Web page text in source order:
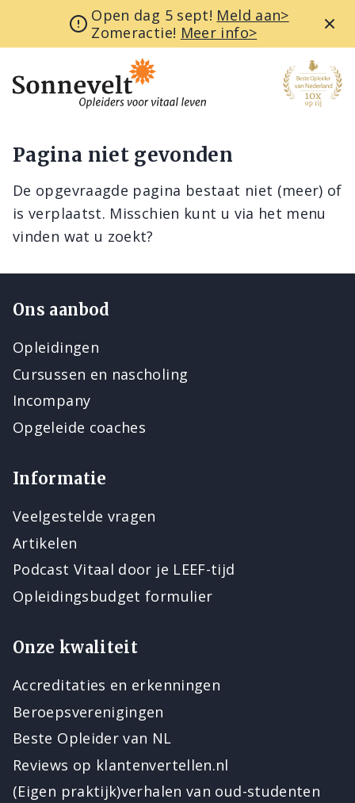
Open dag 5 sept! Meld aan>
Zomeractie! Meer info>
Pagina niet gevonden
De opgevraagde pagina bestaat niet (meer) of
is verplaatst. Misschien kunt u via het menu
vinden wat u zoekt?
Ons aanbod
Opleidingen
Cursussen en nascholing
Incompany
Opgeleide coaches
Informatie
Veelgestelde vragen
Artikelen
Podcast Vitaal door je LEEF-tijd
Opleidingsbudget formulier
Onze kwaliteit
Accreditaties en erkenningen
Beroepsverenigingen
Beste Opleider van NL
Reviews op klantenvertellen.nl
(Eigen praktijk)verhalen van oud-studenten